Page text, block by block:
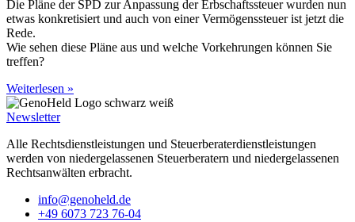
Die Pläne der SPD zur Anpassung der Erbschaftssteuer wurden nun
etwas konkretisiert und auch von einer Vermögenssteuer ist jetzt die
Rede.
Wie sehen diese Pläne aus und welche Vorkehrungen können Sie
treffen?
Weiterlesen »
Newsletter
Alle Rechtsdienstleistungen und Steuerberaterdienstleistungen
werden von niedergelassenen Steuerberatern und niedergelassenen
Rechtsanwälten erbracht.
info@genoheld.de
+49 6073 723 76-04